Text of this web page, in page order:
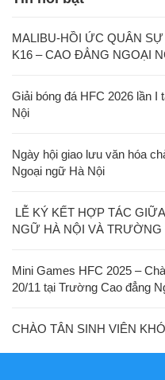
MALIBU-HỒI ỨC QUÂN
K16 – CAO ĐẲNG NGOẠI
Giải bóng đá HFC 2026 lần
Nội
Ngày hội giao lưu văn hóa
Ngoại ngữ Hà Nội
LỄ KÝ KẾT HỢP TÁC
NGỮ HÀ NỘI VÀ
Mini Games HFC 2025 –
20/11 tại Trường Cao đẳng
CHÀO TÂN SINH VIÊN